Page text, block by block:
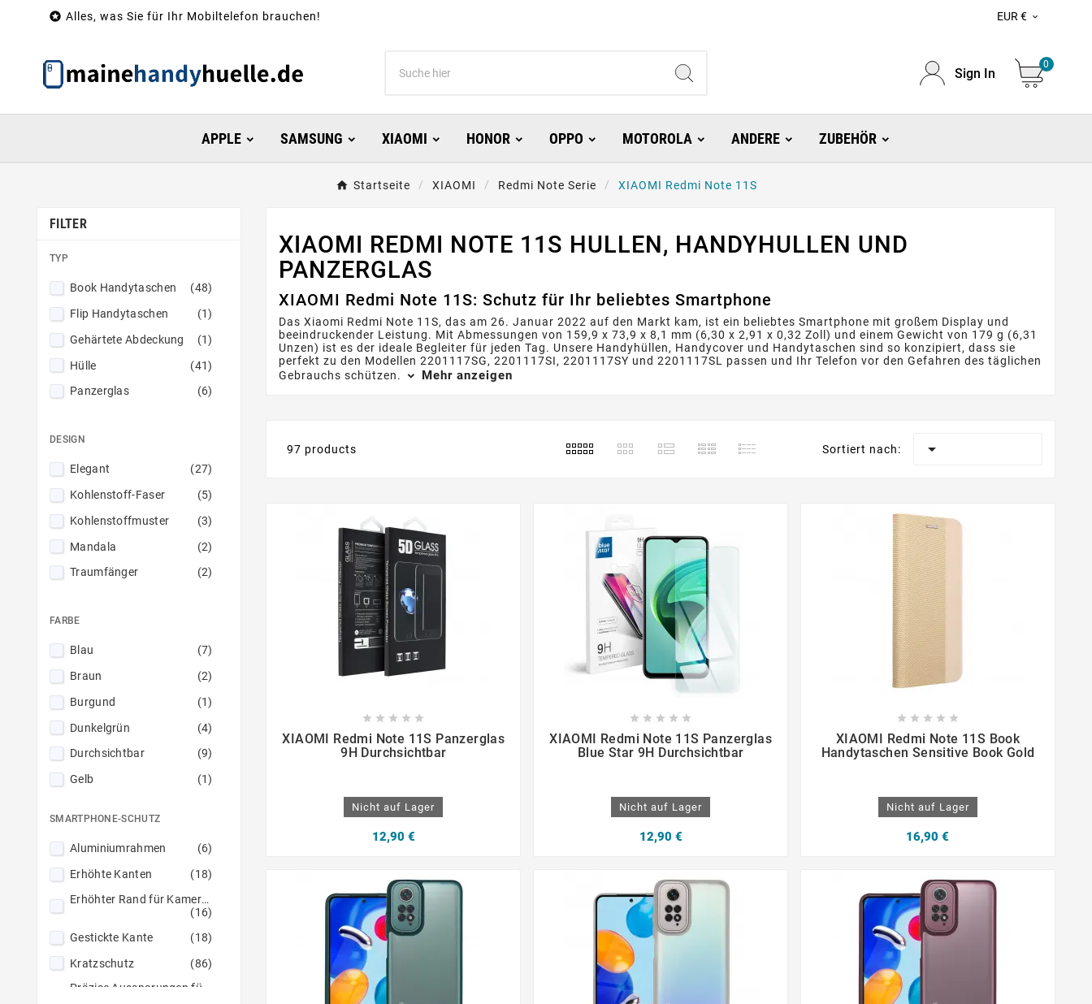
 Alles, was Sie für Ihr Mobiltelefon brauchen! EUR € 
Sign In
0
APPLE SAMSUNG XIAOMI HONOR OPPO MOTOROLA ANDERE ZUBEHÖR
Startseite XIAOMI Redmi Note Serie XIAOMI Redmi Note 11S
FILTER
TYP
Book Handytaschen
(48)
Flip Handytaschen
(1)
Gehärtete Abdeckung
(1)
Hülle
(41)
Panzerglas
(6)
DESIGN
Elegant
(27)
Kohlenstoff-Faser
(5)
Kohlenstoffmuster
(3)
Mandala
(2)
Traumfänger
(2)
FARBE
Blau
(7)
Braun
(2)
Burgund
(1)
Dunkelgrün
(4)
Durchsichtbar
(9)
Gelb
(1)
Grün
(6)
Hell-Pink
(1)
(2)
Hellgrün
(1)
Lavendel
(1)
Lila (Purple)
(4)
SMARTPHONE-SCHUTZ
Aluminiumrahmen
(6)
Erhöhte Kanten
(18)
Erhöhter Rand für Kameras
(16)
Gestickte Kante
(18)
Kratzschutz
(86)
XIAOMI REDMI NOTE 11S HULLEN, HANDYHULLEN UND
PANZERGLAS
XIAOMI Redmi Note 11S: Schutz für Ihr beliebtes Smartphone
Das Xiaomi Redmi Note 11S, das am 26. Januar 2022 auf den Markt kam, ist ein beliebtes Smartphone mit großem Display und
beeindruckender Leistung. Mit Abmessungen von 159,9 x 73,9 x 8,1 mm (6,30 x 2,91 x 0,32 Zoll) und einem Gewicht von 179 g (6,31
Unzen) ist es der ideale Begleiter für jeden Tag. Unsere Handyhüllen, Handycover und Handytaschen sind so konzipiert, dass sie
perfekt zu den Modellen 2201117SG, 2201117SI, 2201117SY und 2201117SL passen und Ihr Telefon vor den Gefahren des täglichen
Gebrauchs schützen.
Mehr anzeigen
97 products Sortiert nach: 
    
XIAOMI Redmi Note 11S Panzerglas
9H Durchsichtbar
Nicht auf Lager
12,90 €
    
XIAOMI Redmi Note 11S Panzerglas
Blue Star 9H Durchsichtbar
Nicht auf Lager
12,90 €
    
XIAOMI Redmi Note 11S Book
Handytaschen Sensitive Book Gold
Nicht auf Lager
16,90 €